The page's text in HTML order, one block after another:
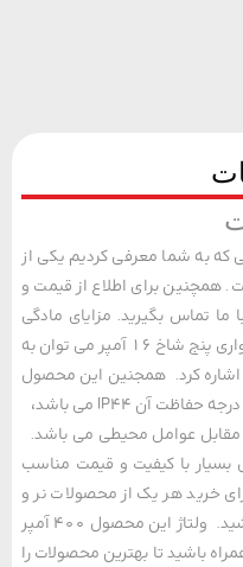
که به شما معرفی کردیم یکی از
برای اطلاع از قیمت و
16 آمپر با ما تماس بگیرید. مزایای مادگی
دیواری از مزیت ها و مشخصات مادگی دیواری پنج شاخ 16 آمپر می توان به
کرد. همجنین این محصول
دارای استاندارد IEC 60309-1/2 بوده و درجه حفاظت آن IP44 می باشد،
عوامل محیطی می باشد.
با کیفیت و قیمت مناسب
هر یک از محصولات نر و
مادگی صنعتی پارس فانال با ما همراه باشید. ولتاژ این محصول 400 آمپر
تا بهترین محصولات را